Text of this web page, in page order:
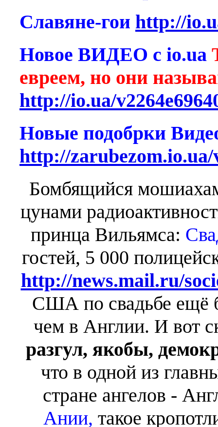
Славяне-гои http://
Новое ВИДЕО c io.ua
евреем, но они
http://io.ua/
Новые подобрки
http://zarubezom.io.ua/
Бомбящийся
цунами
принца Вильямса:
гостей, 5 000
http://news.mail.ru/
США по свадьбе ещё
чем в Англии. И вот
разгул, якобы,
что в одной из
стране ангелов -
Ании, такое